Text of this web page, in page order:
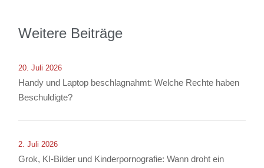
Weitere Beiträge
20. Juli 2026
Handy und Laptop beschlagnahmt: Welche Rechte haben
Beschuldigte?
2. Juli 2026
Grok, KI-Bilder und Kinderpornografie: Wann droht ein